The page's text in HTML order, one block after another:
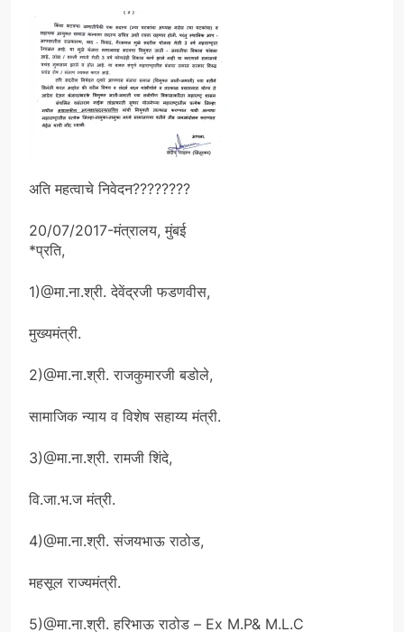
अति महत्वाचे निवेदन????????
20/07/2017-मंत्रालय, मुंबई
*प्रति,
1)@मा.ना.श्री. देवेंद्रजी फडणवीस,
मुख्यमंत्री.
2)@मा.ना.श्री. राजकुमारजी बडोले,
सामाजिक न्याय व विशेष सहाय्य मंत्री.
3)@मा.ना.श्री. रामजी शिंदे,
वि.जा.भ.ज मंत्री.
4)@मा.ना.श्री. संजयभाऊ राठोड,
महसूल राज्यमंत्री.
5)@मा.ना.श्री. हरिभाऊ राठोड – Ex M.P& M.L.C